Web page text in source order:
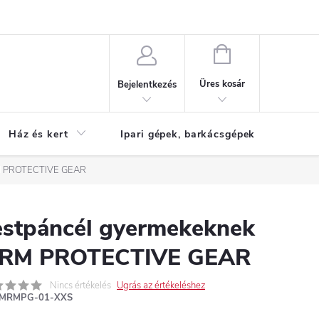
Bejelentkezés
KOSÁR
Üres kosár
Ház és kert Ipari gépek, barkácsgépek
GEAR
gyermekeknek
PROTECTIVE GEAR
Nincs értékelés Ugrás az értékeléshez
MRMPG-01-XXS